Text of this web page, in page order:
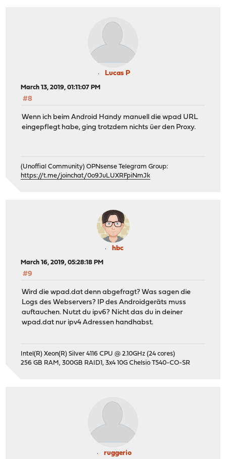
Lucas P
March 13, 2019, 01:11:07 PM
#8
Wenn ich beim Android Handy manuell die wpad URL
eingepflegt habe, ging trotzdem nichts üer den Proxy.
(Unoffial Community) OPNsense Telegram Group:
https://t.me/joinchat/0o9JuLUXRFpiNmJk
hbc
March 16, 2019, 05:28:18 PM
#9
Wird die wpad.dat denn abgefragt? Was sagen die
Logs des Webservers? IP des Androidgeräts muss
auftauchen. Nutzt du ipv6? Nicht das du in deiner
wpad.dat nur ipv4 Adressen handhabst.
Intel(R) Xeon(R) Silver 4116 CPU @ 2.10GHz (24 cores)
256 GB RAM, 300GB RAID1, 3x4 10G Chelsio T540-CO-SR
ruggerio